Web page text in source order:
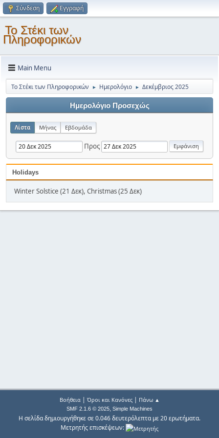
Σύνδεση Εγγραφή
Το Στέκι των
Πληροφορικών
Main Menu
Το Στέκι των Πληροφορικών ► Ημερολόγιο ► Δεκέμβριος 2025
Ημερολόγιο Προσεχώς
Λίστα Μήνας Εβδομάδα
Προς
Holidays
Winter Solstice (21 Δεκ), Christmas (25 Δεκ)
Βοήθεια| Όροι και Κανόνες| Πάνω ▲
SMF 2.1.6 © 2025, Simple Machines
Η σελίδα δημιουργήθηκε σε 0.046 δευτερόλεπτα με 20 ερωτήματα.
Μετρητής επισκέψεων: